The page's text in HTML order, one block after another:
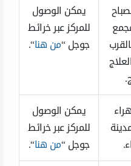
يمكن الوصول
للمركز عبر خرائط
جوجل “من هنا“.
يمكن الوصول
للمركز عبر خرائط
جوجل “من هنا“.